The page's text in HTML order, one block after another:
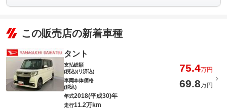
この販売店の新着車種
タント
支払総額
(税込)(リ済込)
75.4万円
車両本体価格
(税込)
69.8万円
年式2018(平成30)年
走行11.2万km